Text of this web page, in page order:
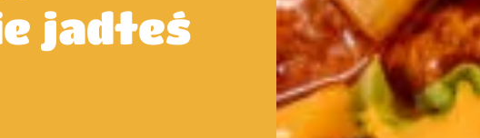
jadłeś